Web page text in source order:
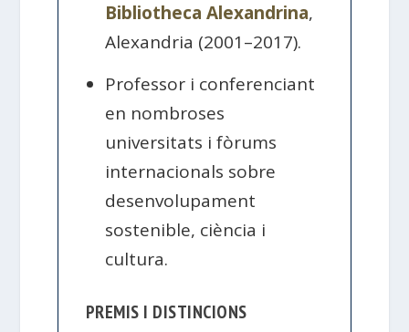
Bibliotheca Alexandrina,
Alexandria (2001–2017).
Professor i conferenciant
en nombroses
universitats i fòrums
internacionals sobre
desenvolupament
sostenible, ciència i
cultura.
PREMIS I DISTINCIONS